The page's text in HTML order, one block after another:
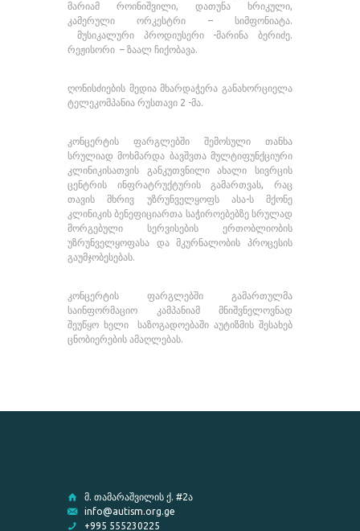
მარიამ როინიშვილი, დათუნა ხრიკული,
კამერული ორკესტრი – სიმფონიატა.
მუსიკალური პროდიუსერი -მარინა ბერიძე.
რეჟისორი – ზაალ ჩიქობავა.
ღონისძიების მედია მხარდაჭერა განახორციელა
ტელეკომპანია რუსთავი 2 -მა.
კონცერტის ფარგლებში შემოსული თანხა
სრულიად მოხმარდა ბავშვთა მულტიფუნქციური
კლინიკისათვის განკუთვნილი ახალი სივრცის
ცენტრის ინფრატრუქტურის გამართვას, რაც
თავის მხრივ უზრუნველყოფს ასა-ს მქონე
კლინიკის ბენეფიციართა საჭიროებებზე სრულად
მორგებული სერვისების ერთობლიობის
უზრუნველყოფასა და მკურნალობის პროცესის
გაუმჯობესებას.
კონცერტის ფარგლებში გამართულმა
საინფორმაციო კამპანიამ მნიშვნელოვნად
შეუწყო ხელი საზოგადოებაში აუტიზმის შესახებ
ცნობიერების ამაღლებას.
მ. თამარაშვილის ქ. #2ა
info@autism.org.ge
+995 555230225